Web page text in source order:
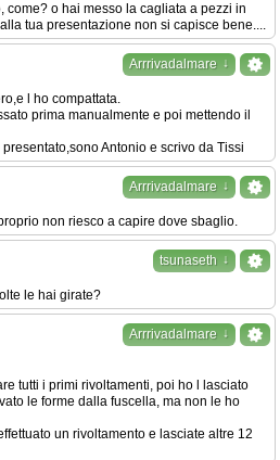
come? o hai messo la cagliata a pezzi in
tua presentazione non si capisce bene....
Arrrivadalmare ↓
l ho compattata.
prima manualmente e poi mettendo il
Antonio e scrivo da Tissi
Arrrivadalmare ↓
non riesco a capire dove sbaglio.
tsunaseth ↓
le hai girate?
Arrrivadalmare ↓
tutti i primi rivoltamenti, poi ho l lasciato
le forme dalla fuscella, ma non le ho
un rivoltamento e lasciate altre 12